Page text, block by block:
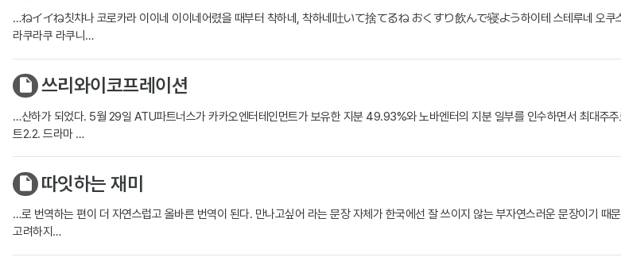
…ねイイね칫챠나 코로카라 이이네 이이네어렸을 때부터 착하네, 착하네吐いて捨てるね おくすり飲んで寝よう하이테 스테루네 오
라쿠라쿠 라쿠니…
쓰리와이코프레이션
…산하가 되었다. 5월 29일 ATU파트너스가 카카오엔터테인먼트가 보유한 지분 49.93%와 노바엔터의 지분 일부를 인수하면서 최대주
트2.2. 드라마 …
따잇하는 재미
…로 번역하는 편이 더 자연스럽고 올바른 번역이 된다. 만나고싶어 라는 문장 자체가 한국에선 잘 쓰이지 않는 부자연스러운 문장이기
고려하지…